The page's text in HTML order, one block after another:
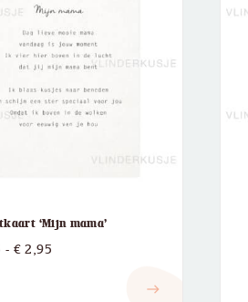
‘Mijn mama’
- € 2,95
east